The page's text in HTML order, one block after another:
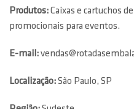
Produtos:Caixas e cartuchos
promocionais para eventos.
E-mail:
Localização:São Paulo, SP